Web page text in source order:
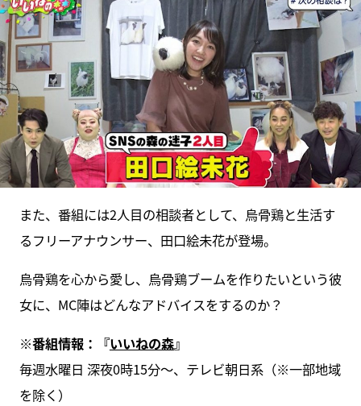
また、番組には2人目の相談者として、烏骨鶏と生活す
るフリーアナウンサー、田口絵未花が登場。
烏骨鶏を心から愛し、烏骨鶏ブームを作りたいという彼
女に、MC陣はどんなアドバイスをするのか？
※番組情報：『いいねの森』
毎週水曜日 深夜0時15分～、テレビ朝日系（※一部地域
を除く）